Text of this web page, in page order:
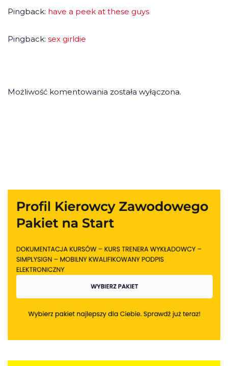
Pingback: have a peek at these guys
Pingback: sex girldie
Możliwość komentowania została wyłączona.